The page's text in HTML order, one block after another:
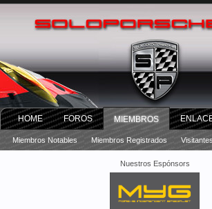
Nuestros Espónsors
HOME FOROS MIEMBROS
Miembros Notables Miembros Registrados